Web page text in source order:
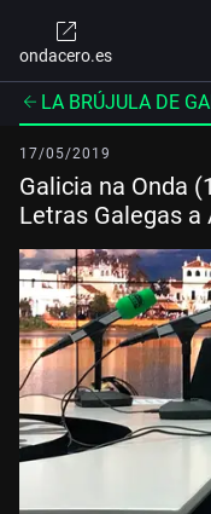
ondacero.es
LA BRÚJULA DE
17/05/2019
Galicia na Onda
Letras Galegas